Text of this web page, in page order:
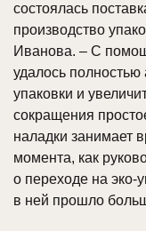
состоялась
производство
Иванова. – С
удалось полностью
упаковки и
сокращения
наладки занимает
момента, как
о переходе на эко-
в ней прошло